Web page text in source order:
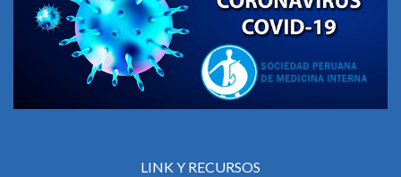
LINK Y RECURSOS